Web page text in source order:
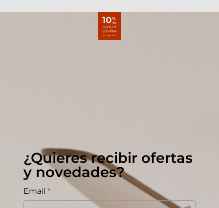
¿Quieres recibir ofertas
y novedades?
Email *